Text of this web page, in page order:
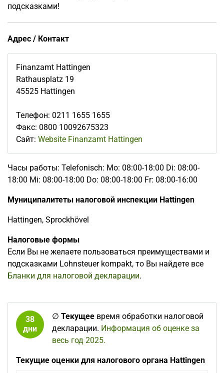
подсказками!
Адрес / Контакт
Finanzamt Hattingen
Rathausplatz 19
45525 Hattingen
Телефон: 0211 1655 1655
Факс: 0800 10092675323
Сайт: Website Finanzamt Hattingen
Часы работы: Telefonisch: Mo: 08:00-18:00 Di: 08:00-
18:00 Mi: 08:00-18:00 Do: 08:00-18:00 Fr: 08:00-16:00
Муниципалитеты налоговой инспекции Hattingen
Hattingen, Sprockhövel
Налоговые формы
Если Вы не желаете пользоваться преимуществами и
подсказками Lohnsteuer kompakt, то Вы найдете все
Бланки для налоговой декларации.
38
дни
∅ Текущее время обработки налоговой
декларации. Информация об оценке за
весь год 2025.
Текущие оценки для налогового органа Hattingen